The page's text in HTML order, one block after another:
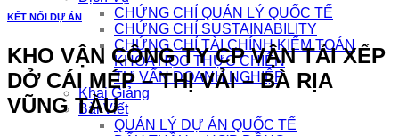
CHỨNG CHỈ QUẢN LÝ QUỐC TẾ
CHỨNG CHỈ SUSTAINABILITY
CHỨNG CHỈ TÀI CHÍNH KIỂM TOÁN
KHÓA HỌC THỰC CHIẾN
TƯ VẤN DOANH NGHIỆP
Khai Giảng
Bài Viết
QUẢN LÝ DỰ ÁN QUỐC TẾ
KẾT NỐI DỰ ÁN
KHO VẬN CÔNG TY CP VẬN TẢI XẾP
DỞ CÁI MÉP – THỊ VẢI – BÀ RỊA
VŨNG TÀU